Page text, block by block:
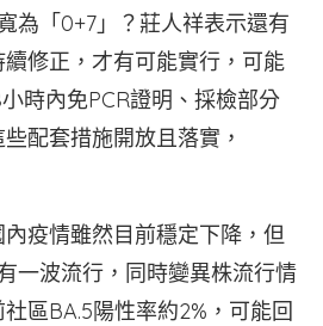
為「0+7」？莊人祥表示還有
修正，才有可能實行，可能
時內免PCR證明、採檢部分
配套措施開放且落實，
疫情雖然目前穩定下降，但
一波流行，同時變異株流行情
區BA.5陽性率約2%，可能回